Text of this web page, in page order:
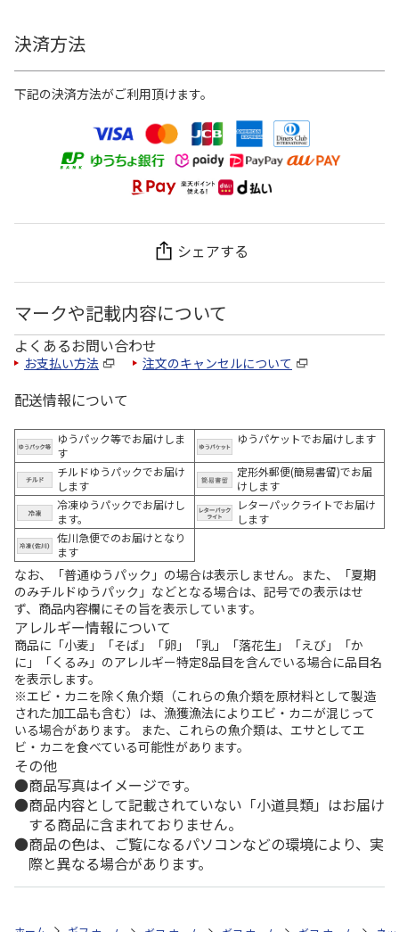
決済方法
下記の決済方法がご利用頂けます。
シェアする
マークや記載内容について
よくあるお問い合わせ
お支払い方法 注文のキャンセルについて
配送情報について
ゆうパック等でお届けしま
す
ゆうパケットでお届けします
チルドゆうパックでお届け
します
定形外郵便(簡易書留)でお届
けします
冷凍ゆうパックでお届けし
ます。
レターパックライトでお届け
します
佐川急便でのお届けとなり
ます
なお、「普通ゆうパック」の場合は表示しません。また、「夏期
のみチルドゆうパック」などとなる場合は、記号での表示はせ
ず、商品内容欄にその旨を表示しています。
アレルギー情報について
商品に「小麦」「そば」「卵」「乳」「落花生」「えび」「か
に」「くるみ」のアレルギー特定8品目を含んでいる場合に品目名
を表示します。
※エビ・カニを除く魚介類（これらの魚介類を原材料として製造
された加工品も含む）は、漁獲漁法によりエビ・カニが混じって
いる場合があります。 また、これらの魚介類は、エサとしてエ
ビ・カニを食べている可能性があります。
その他
商品写真はイメージです。
商品内容として記載されていない「小道具類」はお届け
する商品に含まれておりません。
商品の色は、ご覧になるパソコンなどの環境により、実
際と異なる場合があります。